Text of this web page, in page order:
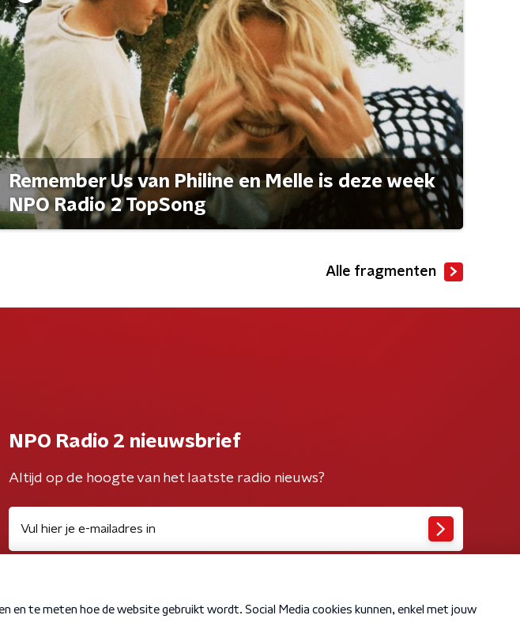
Remember Us van Philine en Melle is deze week
NPO Radio 2 TopSong
Alle fragmenten
NPO Radio 2 nieuwsbrief
Altijd op de hoogte van het laatste radio nieuws?